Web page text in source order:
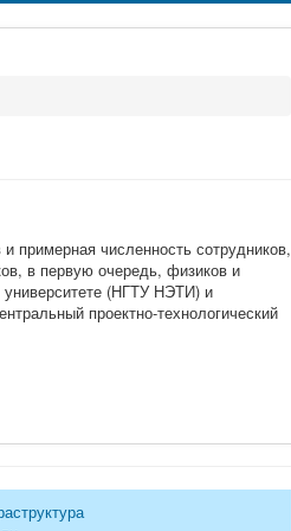
примерная численность сотрудников,
в первую очередь, физиков и
университете (НГТУ НЭТИ) и
проектно-технологический